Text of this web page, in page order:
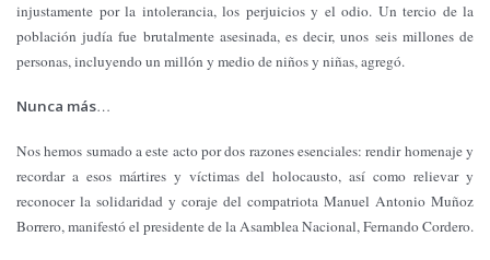
injustamente por la intolerancia, los perjuicios y el odio. Un tercio de la
población judía fue brutalmente asesinada, es decir, unos seis millones de
personas, incluyendo un millón y medio de niños y niñas, agregó.
Nunca más…
Nos hemos sumado a este acto por dos razones esenciales: rendir homenaje y
recordar a esos mártires y víctimas del holocausto, así como relievar y
reconocer la solidaridad y coraje del compatriota Manuel Antonio Muñoz
Borrero, manifestó el presidente de la Asamblea Nacional, Fernando Cordero.